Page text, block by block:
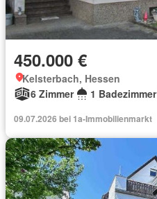
450.000 €
Kelsterbach, Hessen
6 Zimmer
1 Badezimmer
09.07.2026 bei 1a-Immobilienmarkt